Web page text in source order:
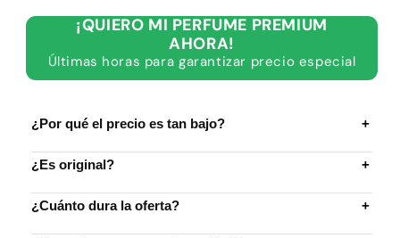
para
Arabians
Tonka
para
Arabians
Tonka
¡QUIERO MI PERFUME PREMIUM
AHORA!
Últimas horas para garantizar precio especial
¿Por qué el precio es tan bajo? +
¿Es original? +
¿Cuánto dura la oferta? +